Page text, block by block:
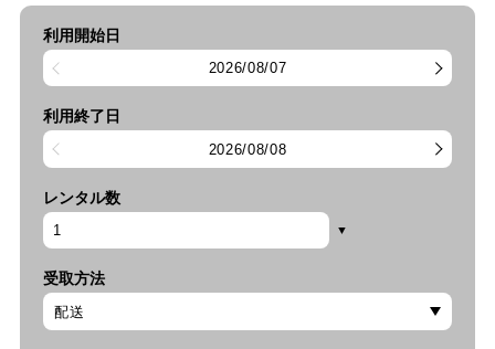
利用開始日
2026/08/07
利用終了日
2026/08/08
レンタル数
受取方法